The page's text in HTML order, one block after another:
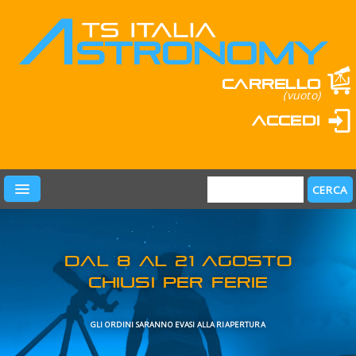
Carrello
(vuoto)
Accedi
PRODOTTI
LEARN & FUN
MARCHI